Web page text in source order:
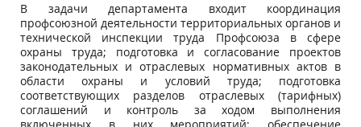
В задачи департамента входит координация
профсоюзной деятельности территориальных органов и
технической инспекции труда Профсоюза в сфере
охраны труда; подготовка и согласование проектов
законодательных и отраслевых нормативных актов в
области охраны и условий труда; подготовка
соответствующих разделов отраслевых (тарифных)
соглашений и контроль за ходом выполнения